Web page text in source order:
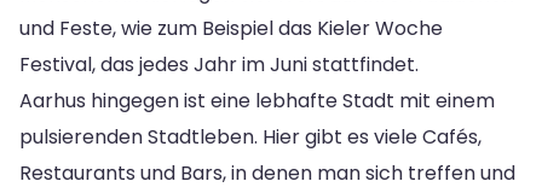
und Feste, wie zum Beispiel das Kieler Woche
Festival, das jedes Jahr im Juni stattfindet.
Aarhus hingegen ist eine lebhafte Stadt mit einem
pulsierenden Stadtleben. Hier gibt es viele Cafés,
Restaurants und Bars, in denen man sich treffen und